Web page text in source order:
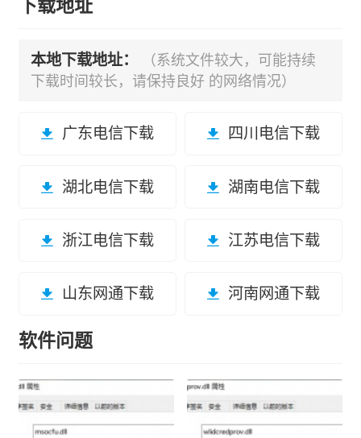
下载地址
本地下载地址：
（系统文件较大，可能持续
下载时间较长，请保持良好 的网络情况）
广东电信下载 四川电信下载
湖北电信下载 湖南电信下载
浙江电信下载 江苏电信下载
山东网通下载 河南网通下载
软件问题